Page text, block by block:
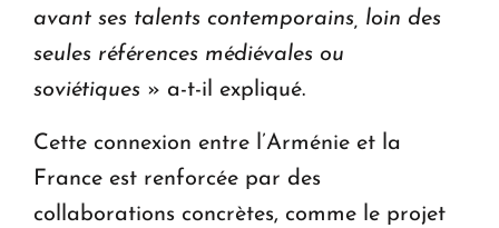
avant ses talents contemporains, loin des
seules références médiévales ou
soviétiques » a-t-il expliqué.
Cette connexion entre l’Arménie et la
France est renforcée par des
collaborations concrètes, comme le projet